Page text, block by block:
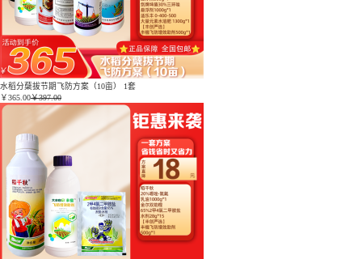
水稻分蘖拔节期飞防方案（10亩） 1套
￥365.00￥397.00